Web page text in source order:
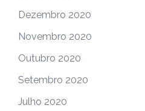
Dezembro 2020
Novembro 2020
Outubro 2020
Setembro 2020
Julho 2020